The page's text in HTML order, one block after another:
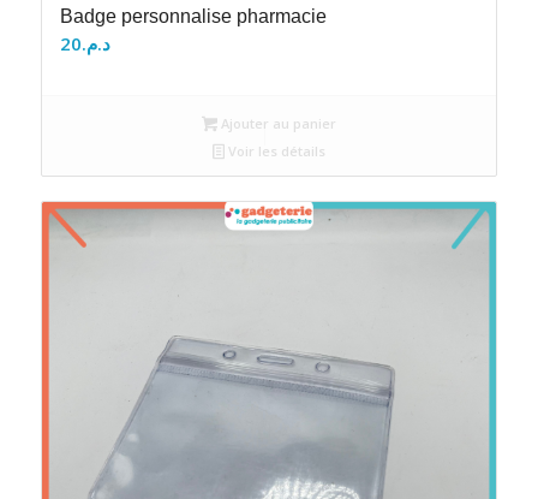
Badge personnalise pharmacie
د.م.20
Ajouter au panier
Voir les détails